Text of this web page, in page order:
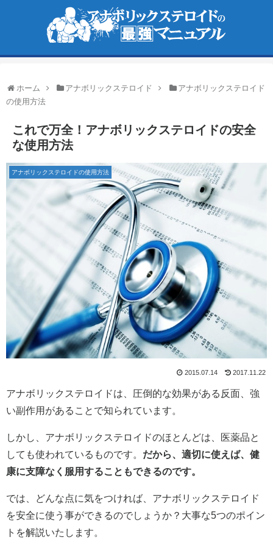
ホーム アナボリックステロイド
アナボリックステロイド
の使用方法
これで万全！アナボリックステロイドの安全
な使用方法
アナボリックステロイドの使用方法
2015.07.14 2017.11.22
アナボリックステロイドは、圧倒的な効果がある反面、強
い副作用があることで知られています。
しかし、アナボリックステロイドのほとんどは、医薬品と
しても使われているものです。 だから、適切に使えば、健
康に支障なく服用することもできるのです。
では、どんな点に気をつければ、アナボリックステロイド
を安全に使う事ができるのでしょうか？大事な5つのポイン
トを解説いたします。